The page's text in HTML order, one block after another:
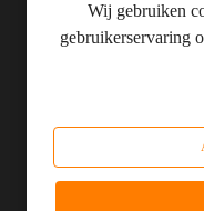
Responsible Disclosure
Wij gebruiken
gebruikerservaring